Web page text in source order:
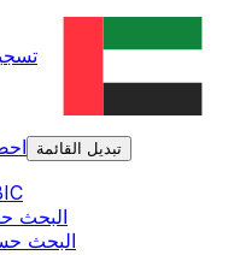
تبديل القائمة
البحث
البحث